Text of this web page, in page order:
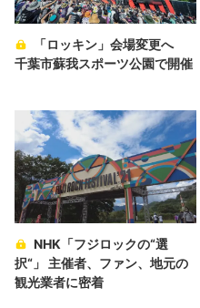
「ロッキン」会場変更へ
千葉市蘇我スポーツ公園で開催
NHK「フジロックの“選
択“」 主催者、ファン、地元の
観光業者に密着